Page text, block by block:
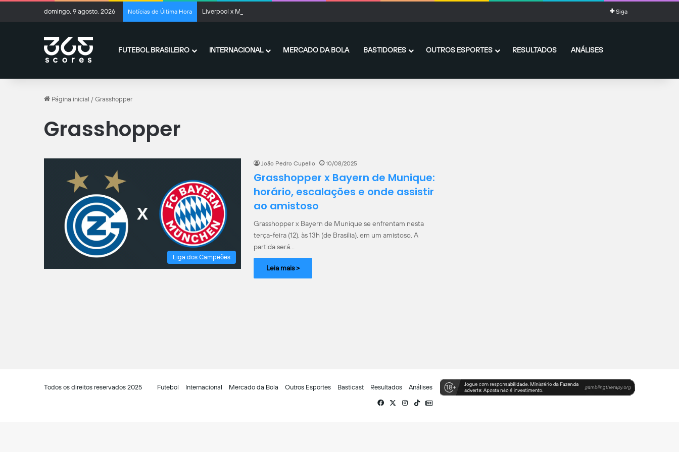
domingo, 9 agosto, 2026 Notícias de Última Hora Liverpool x Monaco: onde assistir ao vivo, horário e prováveis escalações Siga
FUTEBOL BRASILEIRO INTERNACIONAL MERCADO DA BOLA BASTIDORES OUTROS ESPORTES RESULTADOS ANÁLISES
Página inicial / Grasshopper
Grasshopper
Liga dos Campeões
João Pedro Cupello 10/08/2025
Grasshopper x Bayern de Munique:
horário, escalações e onde assistir
ao amistoso
Grasshopper x Bayern de Munique se enfrentam nesta
terça-feira (12), às 13h (de Brasília), em um amistoso. A
partida será…
Leia mais >
Todos os direitos reservados 2025 Futebol Internacional Mercado da Bola Outros Esportes Basticast Resultados
Análises
Facebook
X Instagram
TikTokSiga-